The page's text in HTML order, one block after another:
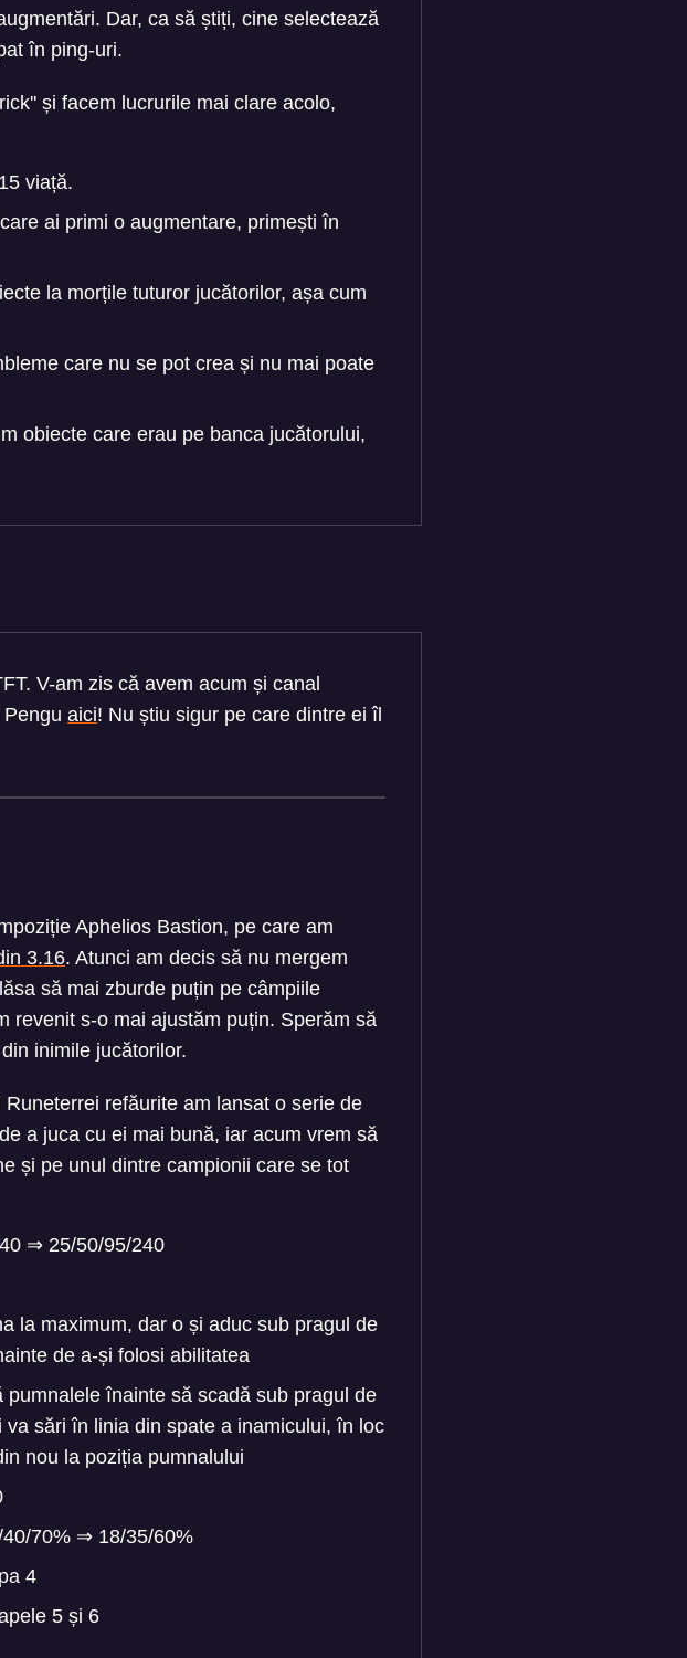
Dar, ca să știți, cine selectează
în ping-uri.
și facem lucrurile mai clare acolo,
viață.
ai primi o augmentare, primești în
la morțile tuturor jucătorilor, așa cum
care nu se pot crea și nu mai poate
obiecte care erau pe banca jucătorului,
V-am zis că avem acum și canal
aici! Nu știu sigur pe care dintre ei îl
Aphelios Bastion, pe care am
3.16. Atunci am decis să nu mergem
să mai zburde puțin pe câmpiile
revenit s-o mai ajustăm puțin. Sperăm să
inimile jucătorilor.
refăurite am lansat o serie de
a juca cu ei mai bună, iar acum vrem să
și pe unul dintre campionii care se tot
⇒ 25/50/95/240
la maximum, dar o și aduc sub pragul de
de a-și folosi abilitatea
înainte să scadă sub pragul de
sări în linia din spate a inamicului, în loc
nou la poziția pumnalului
70% ⇒ 18/35/60%
4
5 și 6